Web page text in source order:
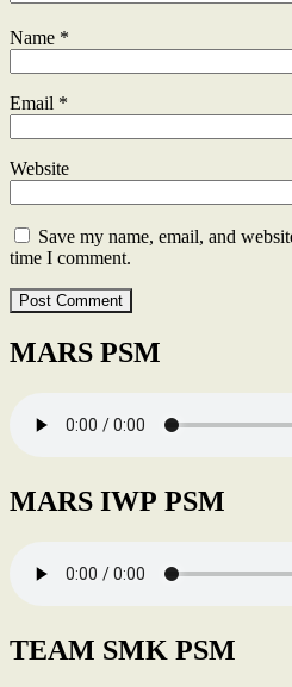
Name *
Email *
Website
Save my name, email, and
time I comment.
MARS PSM
MARS IWP PSM
TEAM SMK PSM